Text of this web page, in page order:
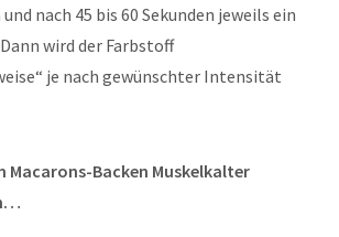
nach 45 bis 60 Sekunden jeweils ein
wird der Farbstoff
je nach gewünschter Intensität
Macarons-Backen Muskelkalter